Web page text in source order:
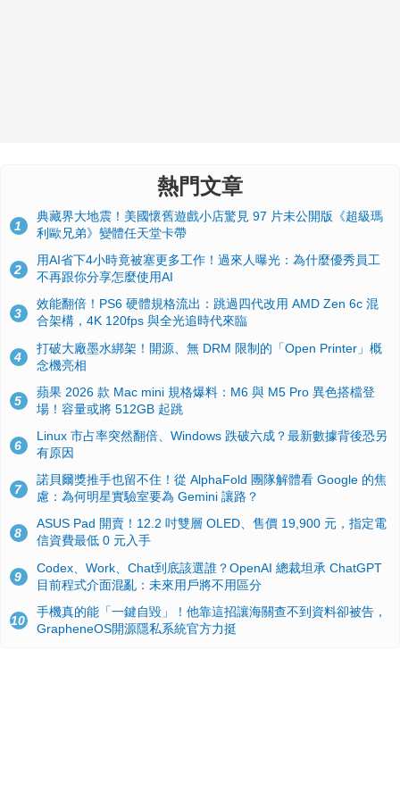
熱門文章
1
典藏界大地震！美國懷舊遊戲小店驚見 97 片未公開版《超級瑪
利歐兄弟》變體任天堂卡帶
2
用AI省下4小時竟被塞更多工作！過來人曝光：為什麼優秀員工
不再跟你分享怎麼使用AI
3
效能翻倍！PS6 硬體規格流出：跳過四代改用 AMD Zen 6c 混
合架構，4K 120fps 與全光追時代來臨
4
打破大廠墨水綁架！開源、無 DRM 限制的「Open Printer」概
念機亮相
5
蘋果 2026 款 Mac mini 規格爆料：M6 與 M5 Pro 異色搭檔登
場！容量或將 512GB 起跳
6
Linux 市占率突然翻倍、Windows 跌破六成？最新數據背後恐另
有原因
7
諾貝爾獎推手也留不住！從 AlphaFold 團隊解體看 Google 的焦
慮：為何明星實驗室要為 Gemini 讓路？
8
ASUS Pad 開賣！12.2 吋雙層 OLED、售價 19,900 元，指定電
信資費最低 0 元入手
9
Codex、Work、Chat到底該選誰？OpenAI 總裁坦承 ChatGPT
目前程式介面混亂：未來用戶將不用區分
10
手機真的能「一鍵自毀」！他靠這招讓海關查不到資料卻被告，
GrapheneOS開源隱私系統官方力挺